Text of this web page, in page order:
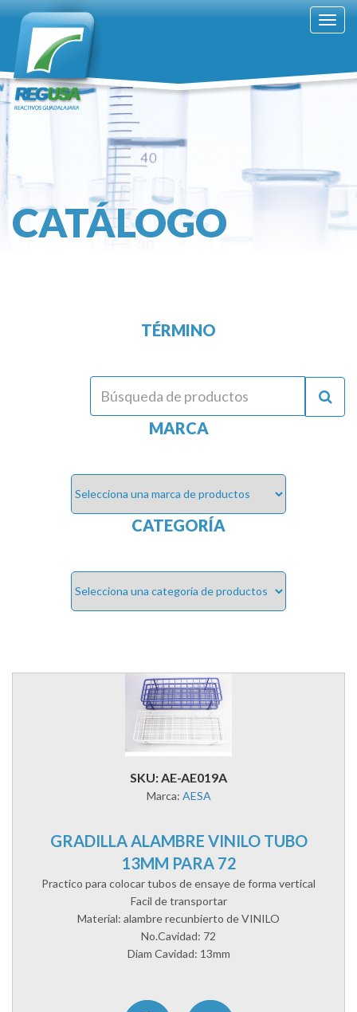
CATÁLOGO
TÉRMINO
MARCA
CATEGORÍA
SKU: AE-AE019A
Marca: AESA
GRADILLA ALAMBRE VINILO TUBO
13MM PARA 72
Practico para colocar tubos de ensaye de forma vertical
Facil de transportar
Material: alambre recunbierto de VINILO
No.Cavidad: 72
Diam Cavidad: 13mm